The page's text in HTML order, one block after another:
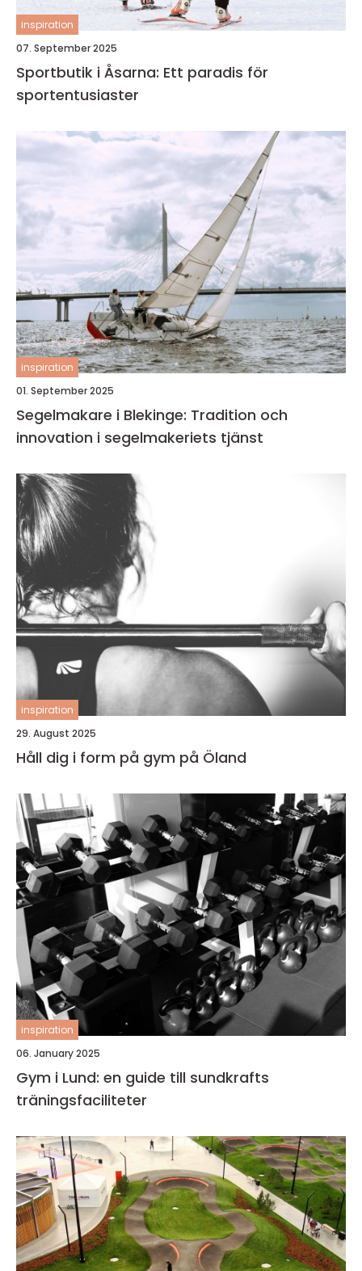
inspiration
07. September 2025
Sportbutik i Åsarna: Ett paradis för
sportentusiaster
inspiration
01. September 2025
Segelmakare i Blekinge: Tradition och
innovation i segelmakeriets tjänst
inspiration
29. August 2025
Håll dig i form på gym på Öland
inspiration
06. January 2025
Gym i Lund: en guide till sundkrafts
träningsfaciliteter